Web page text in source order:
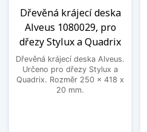
Dřevěná krájecí deska
Alveus 1080029, pro
dřezy Stylux a Quadrix
Dřevěná krájecí deska Alveus.
Určeno pro dřezy Stylux a
Quadrix. Rozměr 250 x 418 x
20 mm.